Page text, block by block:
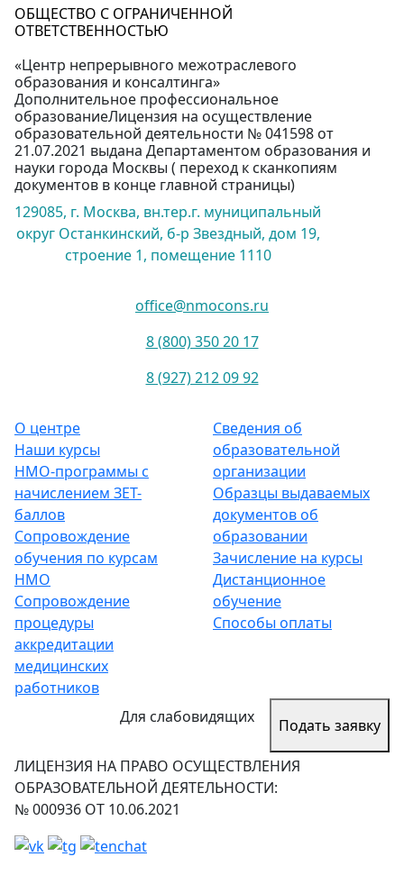
ОБЩЕСТВО С ОГРАНИЧЕННОЙ
ОТВЕТСТВЕННОСТЬЮ
«Центр непрерывного межотраслевого
образования и консалтинга»
Дополнительное профессиональное
образованиеЛицензия на осуществление
образовательной деятельности № 041598 от
21.07.2021 выдана Департаментом образования и
науки города Москвы ( переход к сканкопиям
документов в конце главной страницы)
129085, г. Москва, вн.тер.г. муниципальный
округ Останкинский, б-р Звездный, дом 19,
строение 1, помещение 1110
office@nmocons.ru
8 (800) 350 20 17
8 (927) 212 09 92
О центре
Наши курсы
НМО-программы с
начислением ЗЕТ-
баллов
Сопровождение
обучения по курсам
НМО
Сопровождение
процедуры
аккредитации
медицинских
работников
Сведения об
образовательной
организации
Образцы выдаваемых
документов об
образовании
Зачисление на курсы
Дистанционное
обучение
Способы оплаты
Для слабовидящих Подать заявку
ЛИЦЕНЗИЯ НА ПРАВО ОСУЩЕСТВЛЕНИЯ
ОБРАЗОВАТЕЛЬНОЙ ДЕЯТЕЛЬНОСТИ:
№ 000936 ОТ 10.06.2021